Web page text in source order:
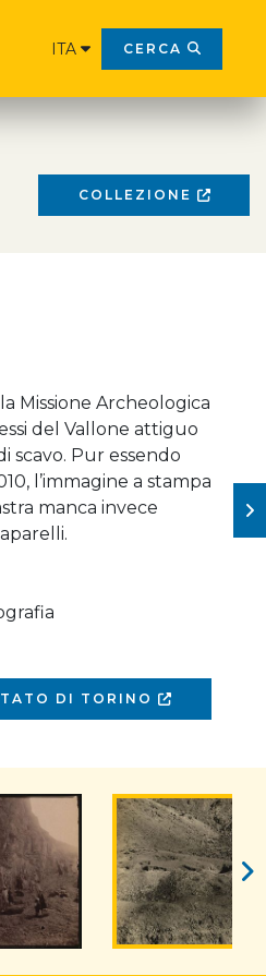
ITA CERCA
COLLEZIONE
Missione Archeologica
del Vallone attiguo
scavo. Pur essendo
l’immagine a stampa
manca invece
DI TORINO